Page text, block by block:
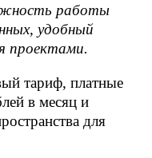
работы
удобный
проектами.
тариф, платные
в месяц и
для